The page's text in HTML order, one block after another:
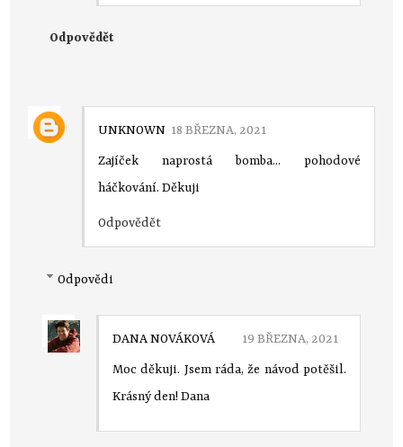
Odpovědět
UNKNOWN 18 BŘEZNA, 2021
Zajíček naprostá bomba... pohodové
háčkování. Děkuji
Odpovědět
Odpovědi
DANA NOVÁKOVÁ 19 BŘEZNA, 2021
Moc děkuji. Jsem ráda, že návod potěšil.
Krásný den! Dana